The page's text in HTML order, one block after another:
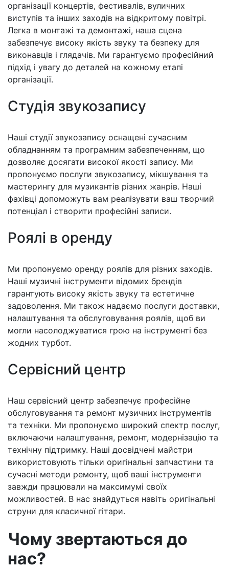
організації концертів, фестивалів, вуличних
виступів та інших заходів на відкритому повітрі.
Легка в монтажі та демонтажі, наша сцена
забезпечує високу якість звуку та безпеку для
виконавців і глядачів. Ми гарантуємо професійний
підхід і увагу до деталей на кожному етапі
організації.
Студія звукозапису
Наші студії звукозапису оснащені сучасним
обладнанням та програмним забезпеченням, що
дозволяє досягати високої якості запису. Ми
пропонуємо послуги звукозапису, мікшування та
мастерингу для музикантів різних жанрів. Наші
фахівці допоможуть вам реалізувати ваш творчий
потенціал і створити професійні записи.
Роялі в оренду
Ми пропонуємо оренду роялів для різних заходів.
Наші музичні інструменти відомих брендів
гарантують високу якість звуку та естетичне
задоволення. Ми також надаємо послуги доставки,
налаштування та обслуговування роялів, щоб ви
могли насолоджуватися грою на інструменті без
жодних турбот.
Сервісний центр
Наш сервісний центр забезпечує професійне
обслуговування та ремонт музичних інструментів
та техніки. Ми пропонуємо широкий спектр послуг,
включаючи налаштування, ремонт, модернізацію та
технічну підтримку. Наші досвідчені майстри
використовують тільки оригінальні запчастини та
сучасні методи ремонту, щоб ваші інструменти
завжди працювали на максимумі своїх
можливостей. В нас знайдуться навіть оригінальні
струни для класичної гітари.
Чому звертаються до
нас?